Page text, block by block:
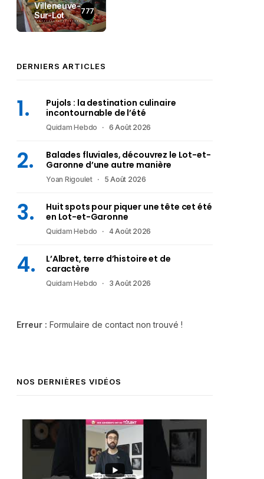
Villeneuve-
Sur-Lot
777
DERNIERS ARTICLES
Pujols : la destination culinaire
incontournable de l’été
Quidam Hebdo 6 Août 2026
Balades fluviales, découvrez le Lot-et-
Garonne d’une autre manière
Yoan Rigoulet 5 Août 2026
Huit spots pour piquer une tête cet été
en Lot-et-Garonne
Quidam Hebdo 4 Août 2026
L’Albret, terre d’histoire et de
caractère
Quidam Hebdo 3 Août 2026
Erreur : Formulaire de contact non trouvé !
NOS DERNIÈRES VIDÉOS